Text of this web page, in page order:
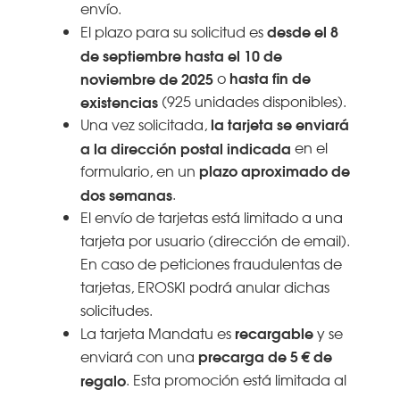
envío.
El plazo para su solicitud esdesde el 8
de septiembre hasta el 10 de
noviembre de 2025ohasta fin de
existencias(925 unidades disponibles).
Una vez solicitada,la tarjeta se enviará
a la dirección postal indicada en el
formulario, en un plazo aproximado de
dos semanas.
El envío de tarjetas está limitado a una
tarjeta por usuario (dirección de email).
En caso de peticiones fraudulentas de
tarjetas, EROSKI podrá anular dichas
solicitudes.
La tarjeta Mandatu esrecargabley se
enviará con una precarga de 5 € de
regalo. Esta promoción está limitada al